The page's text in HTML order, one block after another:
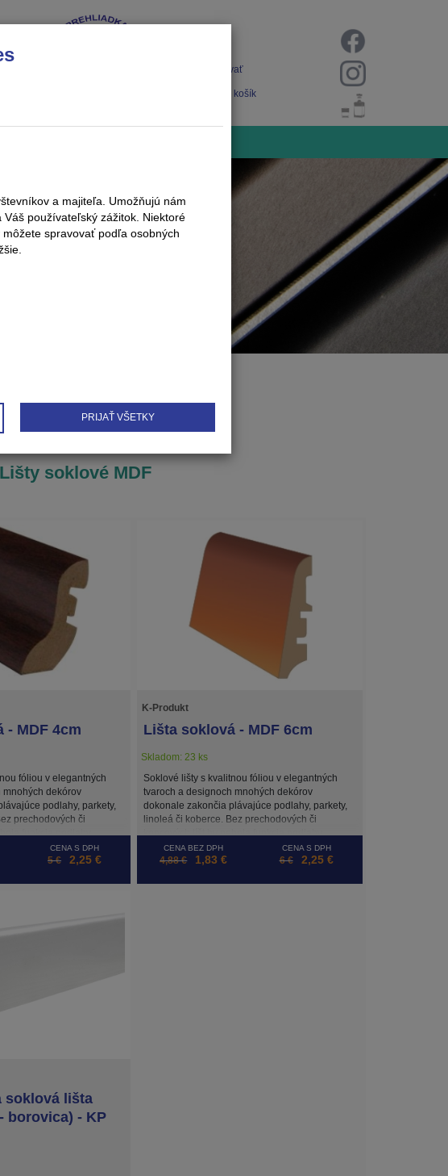
Registrovať
Nákupný košík
Lišty soklové MDF
- MDF 4cm
fóliou v elegantných
dekórov
podlahy, parkety,
prechodových či
CENA S DPH
5 € 2,25 €
K-Produkt
Lišta soklová - MDF 6cm
Skladom: 23 ks
Soklové lišty s kvalitnou fóliou v elegantných
tvaroch a designoch mnohých dekórov
dokonale zakončia plávajúce podlahy, parkety,
linoleá či koberce. Bez prechodových či
stopercentná.
CENA BEZ DPH
4,88 € 1,83 €
CENA S DPH
6 € 2,25 €
soklová lišta
borovica) - KP
a majiteľa. Umožňujú nám
používateľský zážitok. Niektoré
spravovať podľa osobných
PRIJAŤ VŠETKY